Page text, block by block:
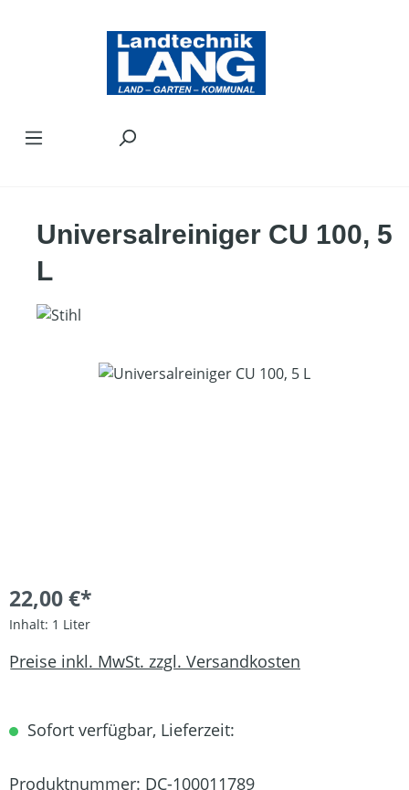
Universalreiniger CU 100, 5
L
Bildergalerie überspringen
22,00 €*
Inhalt: 1 Liter
Preise inkl. MwSt. zzgl. Versandkosten
Sofort verfügbar, Lieferzeit:
Produktnummer: DC-100011789